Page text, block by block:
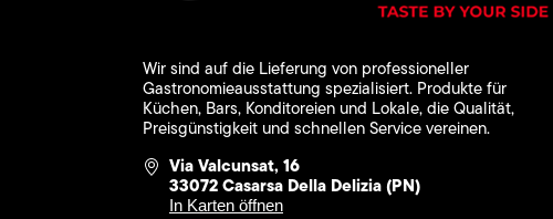
Wir sind auf die Lieferung von professioneller
Gastronomieausstattung spezialisiert. Produkte für
Küchen, Bars, Konditoreien und Lokale, die Qualität,
Preisgünstigkeit und schnellen Service vereinen.
Via Valcunsat, 16
33072 Casarsa Della Delizia (PN)
In Karten öffnen